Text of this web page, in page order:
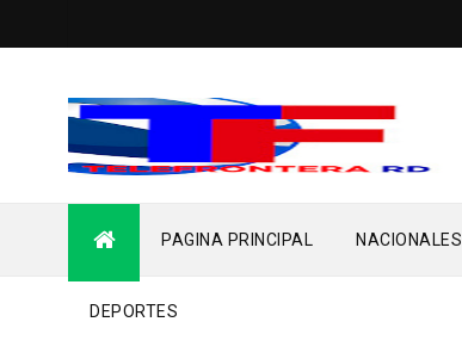
PAGINA PRINCIPAL NACIONALES
DEPORTES